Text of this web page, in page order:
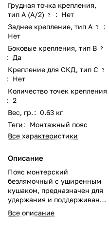
Грудная точка крепления,
тип А (А/2)
? : Нет
Заднее крепление, тип А ?
:
Нет
Боковые крепления, тип В ?
: Да
Крепление для СКД, тип C
?
: Нет
Количество точек крепления
: 2
Вес, гр. : 0.63 кг
Теги : Монтажный пояс
Все характеристики
Описание
Пояс монтерский
безлямочный с уширенным
кушаком, предназначен для
удержания и поддерживания
рабочего на высоте.
Все описание